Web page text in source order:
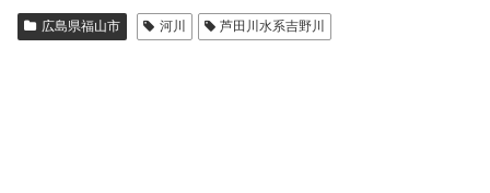
広島県福山市 河川 芦田川水系吉野川